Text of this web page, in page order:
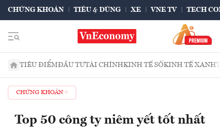
CHỨNG KHOÁN TIÊU & DÙNG XE VNE TV TECH
TIÊU ĐIỂMĐẦU TƯTÀI CHÍNHKINH TẾ SỐKINH TẾ XANH
CHỨNG KHOÁN
Top 50 công ty niêm yết tốt nhất